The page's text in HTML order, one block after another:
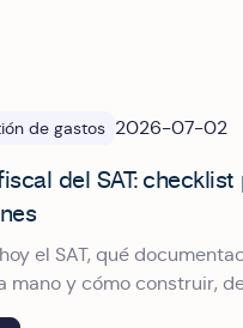
de gastos 2026-07-02
del SAT:
el SAT, qué
mano y cómo construir,
convierte una